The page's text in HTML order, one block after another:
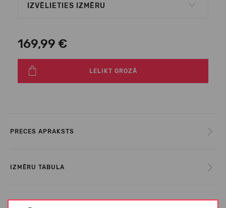
IZVĒLIETIES IZMĒRU
169,99 €
LELIKT GROZĀ
PRECES APRAKSTS
IZMĒRU TABULA